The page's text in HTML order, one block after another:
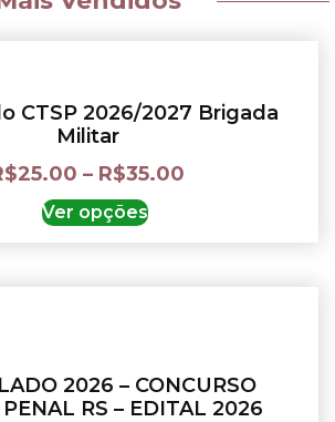
CTSP 2026/2027 Brigada
Militar
25.00 – R$35.00
Ver opções
2026 – CONCURSO
RS – EDITAL 2026